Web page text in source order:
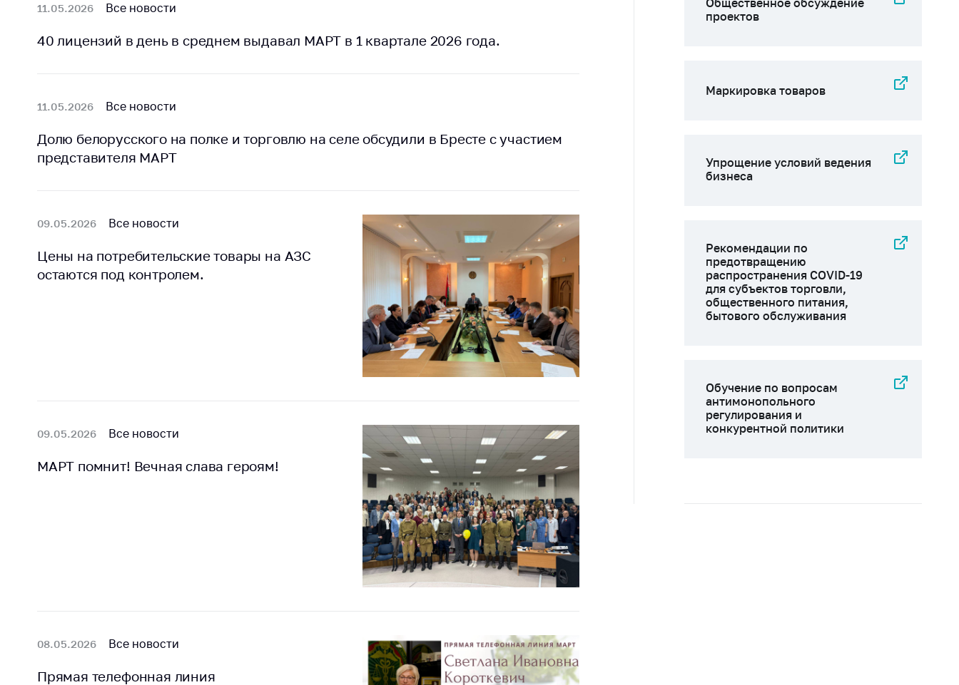
регулирование и
Торговля и услуги
потребителей
Регулирование
Международное
сотрудничество
Применение мер
нетарифного
персональных
назначения и
факта нарушения
(отсутствия)
Предостережения
и предупреждения
Общественное
обсуждение
Маркировка
условий ведения
Рекомендации по
предотвращению
распространения
COVID-19 для
общественного
питания, бытового
обслуживания
Обучение по
конкурентной
11.05.2026 Все новости
40 лицензий в день в среднем выдавал МАРТ в 1 квартале 2026 года.
11.05.2026 Все новости
Долю белорусского на полке и торговлю на селе обсудили в Бресте с участием
представителя МАРТ
09.05.2026 Все новости
Цены на потребительские товары на АЗС
остаются под контролем.
09.05.2026 Все новости
МАРТ помнит! Вечная слава героям!
08.05.2026 Все новости
Прямая телефонная линия
Общественное обсуждение
проектов
Маркировка товаров
Упрощение условий ведения
бизнеса
Рекомендации по
предотвращению
распространения COVID-19
для субъектов торговли,
общественного питания,
бытового обслуживания
Обучение по вопросам
антимонопольного
регулирования и
конкурентной политики